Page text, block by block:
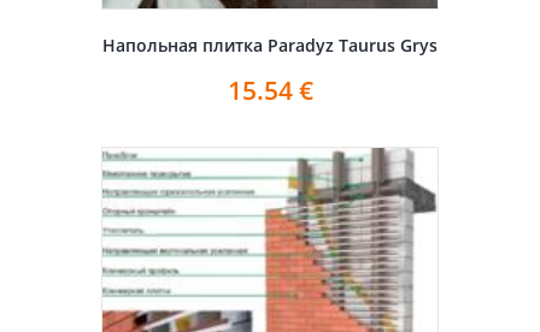
Напольная плитка Paradyz Taurus Grys
15.54€